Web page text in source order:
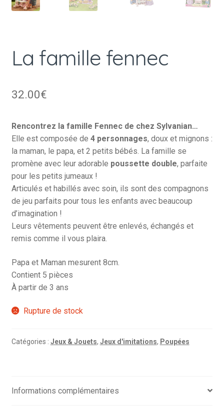
La famille fennec
32.00€
Rencontrez la famille Fennec de chez Sylvanian…
Elle est composée de 4 personnages, doux et mignons :
la maman, le papa, et 2 petits bébés. La famille se
promène avec leur adorable poussette double, parfaite
pour les petits jumeaux !
Articulés et habillés avec soin, ils sont des compagnons
de jeu parfaits pour tous les enfants avec beaucoup
d’imagination !
Leurs vêtements peuvent être enlevés, échangés et
remis comme il vous plaira.
Papa et Maman mesurent 8cm.
Contient 5 pièces
À partir de 3 ans
Rupture de stock
Catégories : Jeux & Jouets, Jeux d'imitations, Poupées
Informations complémentaires